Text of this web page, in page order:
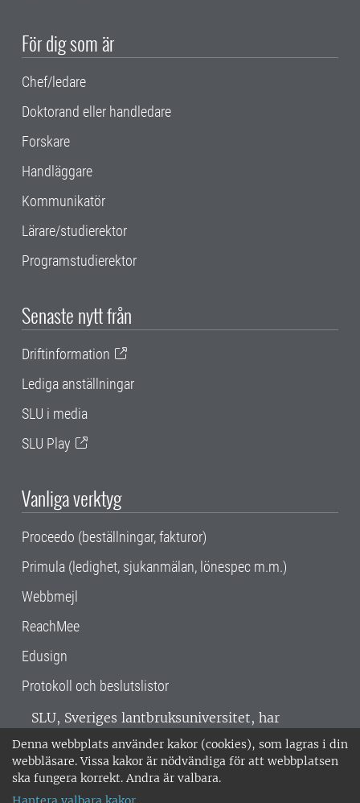
Denna webbplats använder kakor (cookies), som lagras i din
webbläsare. Vissa kakor är nödvändiga för att webbplatsen
ska fungera korrekt. Andra är valbara.
För dig som är
Chef/ledare
Doktorand eller handledare
Forskare
Handläggare
Kommunikatör
Lärare/studierektor
Programstudierektor
Senaste nytt från
Driftinformation
Lediga anställningar
SLU i media
SLU Play
Vanliga verktyg
Proceedo (beställningar, fakturor)
Primula (ledighet, sjukanmälan, lönespec m.m.)
Webbmejl
ReachMee
Edusign
Protokoll och beslutslistor
SLU, Sveriges lantbruksuniversitet, har
verksamhet över hela Sverige. Huvudorter är
Alnarp, Uppsala och Umeå.SLU är
miljöcertifierat enligt ISO 14001. •
018-67 10 00 • Org nr: 202100-2817 •